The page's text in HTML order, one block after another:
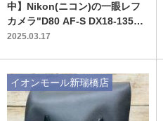
中】Nikon(ニコン)の一眼レフ
カメラ"D80 AF-S DX18-135G
レンズキット"を買取入荷いた
2025.03.17
イオンモール新瑞橋店